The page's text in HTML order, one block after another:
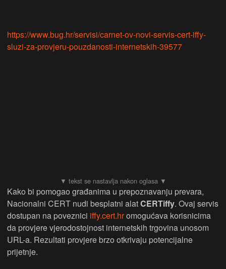
https://www.bug.hr/servisi/carnet-ov-novi-servis-cert-iffy-
sluzi-za-provjeru-pouzdanosti-internetskih-39577
Kako bi pomogao građanima u prepoznavanju prevara,
Nacionalni CERT nudi besplatni alatCERTiffy. Ovaj servis
dostupan na poveznici iffy.cert.hromogućava korisnicima
da provjere vjerodostojnost internetskih trgovina unosom
URL-a. Rezultati provjere brzo otkrivaju potencijalne
prijetnje.